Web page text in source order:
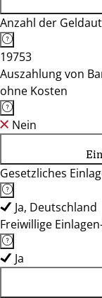
34385, 34388,
Anzahl der
19753
Auszahlung von
ohne Kosten
Nein
Gesetzliches
Ja, Deutschland
Freiwillige
Ja